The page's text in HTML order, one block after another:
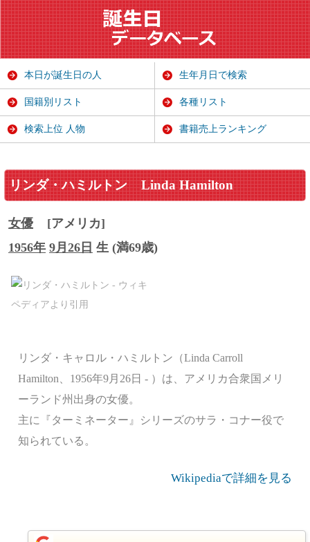
リンダ・ハミルトン Linda Hamilton
女優
[アメリカ]
1956年 9月26日 生 (満69歳)
リンダ・キャロル・ハミルトン（Linda Carroll
Hamilton、1956年9月26日 - ）は、アメリカ合衆国メリ
ーランド州出身の女優。
主に『ターミネーター』シリーズのサラ・コナー役で
知られている。
Wikipediaで詳細を見る
本日が誕生日の人 生年月日で検索
国籍別リスト 各種リスト
検索上位 人物 書籍売上ランキング